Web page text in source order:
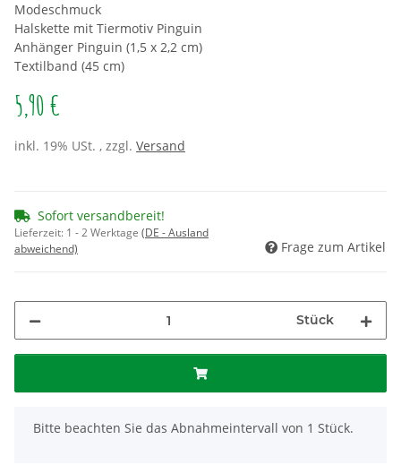
Modeschmuck
Halskette mit Tiermotiv Pinguin
Anhänger Pinguin (1,5 x 2,2 cm)
Textilband (45 cm)
5,90 €
inkl. 19% USt. , zzgl. Versand
Sofort versandbereit!
Lieferzeit: 1 - 2 Werktage (DE - Ausland
abweichend)
Frage zum Artikel
Stück
x
Bitte beachten Sie das Abnahmeintervall von 1 Stück.